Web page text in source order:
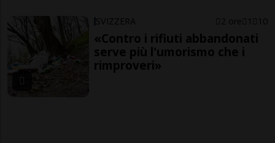
SVIZZERA 2 ore 1 10
«Contro i rifiuti abbandonati
serve più l'umorismo che i
rimproveri»